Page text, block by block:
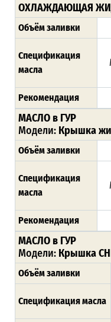
ОХЛАЖДАЮЩАЯ
Объём заливки
Спецификация
масла
Рекомендация
МАСЛО в ГУР
Модели: Крышка
Объём заливки
Спецификация
масла
Рекомендация
МАСЛО в ГУР
Модели: Крышка
Объём заливки
Спецификация масла